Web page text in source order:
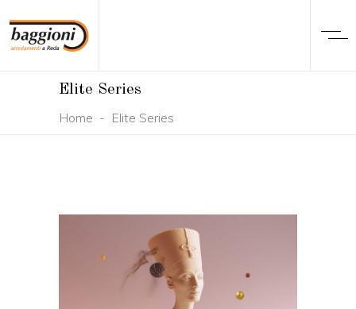
Elite Series
Home - Elite Series